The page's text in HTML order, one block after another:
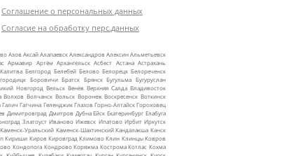
Соглашение о персональных данных
Согласие на обработку перс.данных
АзовАксайАлапаевскАлександровАлексинАльметьевск
Армавир Артём Архангельск Асбест Астана Астрахань
Белгород Белебей Белово Белорецк Белореченск
Боровичи Братск Брянск Бугульма Бугуруслан
Новгород Вельск Венёв Верхняя Салда Владивосток
Волхов Волчанск Вольск Воронеж Воскресенск Воткинск
Галич Гатчина Геленджик Глазов Горно‑АлтайскГороховец
Димитровград Дмитров Дубна Ейск Екатеринбург Елабуга
Златоуст Иваново Ижевск Ипатово Ирбит Иркутск
Каменск‑Уральский Каменск‑Шахтинский Кандалакша Канск
Кириши Киров Кировград Климово Клин Клинцы Ковров
Кондопога Кондрово Коряжма Кострома Котлас Кохма